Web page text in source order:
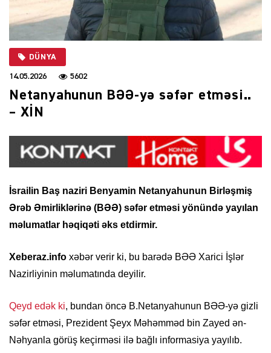
DÜNYA
14.05.2026 5602
Netanyahunun BƏƏ-yə səfər etməsi..
– XİN
İsrailin Baş naziri Benyamin Netanyahunun Birləşmiş
Ərəb Əmirliklərinə (BƏƏ) səfər etməsi yönündə yayılan
məlumatlar həqiqəti əks etdirmir.
Xeberaz.info xəbər verir ki, bu barədə BƏƏ Xarici İşlər
Nazirliyinin məlumatında deyilir.
Qeyd edək ki, bundan öncə B.Netanyahunun BƏƏ-yə gizli
səfər etməsi, Prezident Şeyx Məhəmməd bin Zayed ən-
Nəhyanla görüş keçirməsi ilə bağlı informasiya yayılıb.